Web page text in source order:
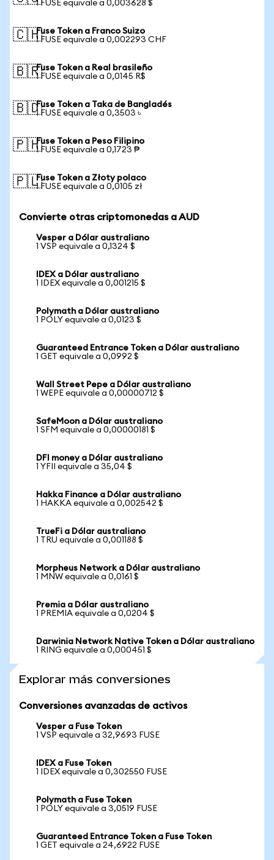
1 FUSE equivale a 0,003628 $
🇨🇭Fuse Token a Franco Suizo
1 FUSE equivale a 0,002293 CHF
🇧🇷Fuse Token a Real brasileño
1 FUSE equivale a 0,0145 R$
🇧🇩Fuse Token a Taka de Bangladés
1 FUSE equivale a 0,3503 ৳
🇵🇭Fuse Token a Peso Filipino
1 FUSE equivale a 0,1723 ₱
🇵🇱Fuse Token a Złoty polaco
1 FUSE equivale a 0,0105 zł
Convierte otras criptomonedas a AUD
Vesper a Dólar australiano
1 VSP equivale a 0,1324 $
IDEX a Dólar australiano
1 IDEX equivale a 0,001215 $
Polymath a Dólar australiano
1 POLY equivale a 0,0123 $
Guaranteed Entrance Token a Dólar australiano
1 GET equivale a 0,0992 $
Wall Street Pepe a Dólar australiano
1 WEPE equivale a 0,00000712 $
SafeMoon a Dólar australiano
1 SFM equivale a 0,00000181 $
DFI money a Dólar australiano
1 YFII equivale a 35,04 $
Hakka Finance a Dólar australiano
1 HAKKA equivale a 0,002542 $
TrueFi a Dólar australiano
1 TRU equivale a 0,001188 $
Morpheus Network a Dólar australiano
1 MNW equivale a 0,0161 $
Premia a Dólar australiano
1 PREMIA equivale a 0,0204 $
Darwinia Network Native Token a Dólar australiano
1 RING equivale a 0,000451 $
Explorar más conversiones
Conversiones avanzadas de activos
Vesper a Fuse Token
1 VSP equivale a 32,9693 FUSE
IDEX a Fuse Token
1 IDEX equivale a 0,302550 FUSE
Polymath a Fuse Token
1 POLY equivale a 3,0519 FUSE
Guaranteed Entrance Token a Fuse Token
1 GET equivale a 24,6922 FUSE